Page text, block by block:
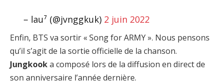
– lau⁷ (@jvnggkuk) 2 juin 2022
Enfin, BTS va sortir « Song for ARMY ». Nous pensons
qu’il s’agit de la sortie officielle de la chanson.
Jungkooka composé lors de la diffusion en direct de
son anniversaire l’année dernière.